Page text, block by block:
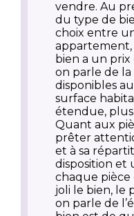
vendre. Au
du type de
choix entre
appartement,
bien a un prix
on parle de la
disponibles
surface
étendue, plus
Quant aux
prêter
et à sa
disposition et
chaque
joli le bien, le
on parle de